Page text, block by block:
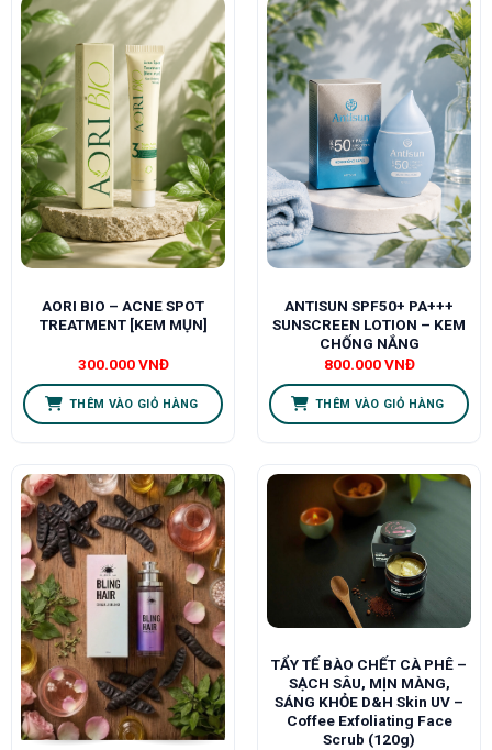
AORI BIO – ACNE SPOT
TREATMENT [KEM MỤN]
300.000VNĐ
THÊM VÀO GIỎ HÀNG
ANTISUN SPF50+ PA+++
SUNSCREEN LOTION – KEM
CHỐNG NẮNG
800.000VNĐ
THÊM VÀO GIỎ HÀNG
TẨY TẾ BÀO CHẾT CÀ PHÊ –
SẠCH SÂU, MỊN MÀNG,
SÁNG KHỎE D&H Skin UV –
Coffee Exfoliating Face
Scrub (120g)